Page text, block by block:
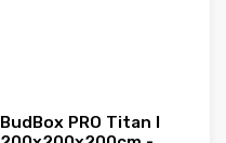
BudBox PRO Titan I